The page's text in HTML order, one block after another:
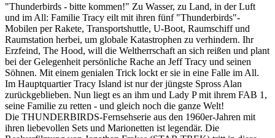
"Thunderbirds - bitte kommen!" Zu Wasser, zu Land, in der Luft
und im All: Familie Tracy eilt mit ihren fünf "Thunderbirds"-
Mobilen per Rakete, Transportshuttle, U-Boot, Raumschiff und
Raumstation herbei, um globale Katastrophen zu verhindern. Ihr
Erzfeind, The Hood, will die Weltherrschaft an sich reißen und plant
bei der Gelegenheit persönliche Rache an Jeff Tracy und seinen
Söhnen. Mit einem genialen Trick lockt er sie in eine Falle im All.
Im Hauptquartier Tracy Island ist nur der jüngste Spross Alan
zurückgeblieben. Nun liegt es an ihm und Lady P mit ihrem FAB 1,
seine Familie zu retten - und gleich noch die ganze Welt!
Die THUNDERBIRDS-Fernsehserie aus den 1960er-Jahren mit
ihren liebevollen Sets und Marionetten ist legendär. Die